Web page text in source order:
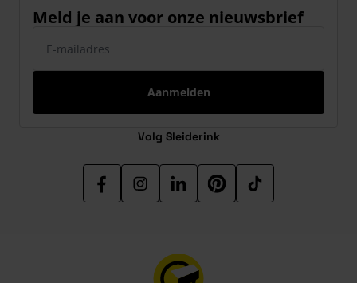
Meld je aan voor onze nieuwsbrief
Aanmelden
Volg Sleiderink